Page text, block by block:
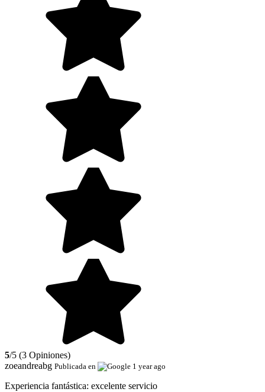
5/5 (3 Opiniones)
zoeandreabg Publicada en 1 year ago
Experiencia fantástica: excelente servicio